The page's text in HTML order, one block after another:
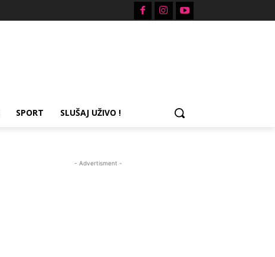
SPORT SLUŠAJ UŽIVO !
- Advertisment -